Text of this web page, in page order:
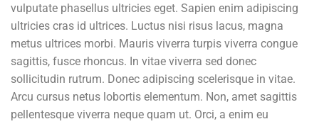
vulputate phasellus ultricies eget. Sapien enim adipiscing
ultricies cras id ultrices. Luctus nisi risus lacus, magna
metus ultrices morbi. Mauris viverra turpis viverra congue
sagittis, fusce rhoncus. In vitae viverra sed donec
sollicitudin rutrum. Donec adipiscing scelerisque in vitae.
Arcu cursus netus lobortis elementum. Non, amet sagittis
pellentesque viverra neque quam ut. Orci, a enim eu